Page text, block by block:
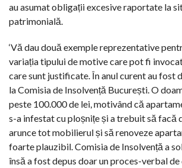
au asumat obligații excesive raportate la
patrimonială.
‘Vă dau două exemple reprezentative
variația tipului de motive care pot fi
care sunt justificate. În anul curent au fost
la Comisia de Insolvență București. O
peste 100.000 de lei, motivând că
s-a infestat cu ploșnițe și a trebuit să facă
arunce tot mobilierul și să renoveze
foarte plauzibil. Comisia de Insolvență a
însă a fost depus doar un proces-verbal de